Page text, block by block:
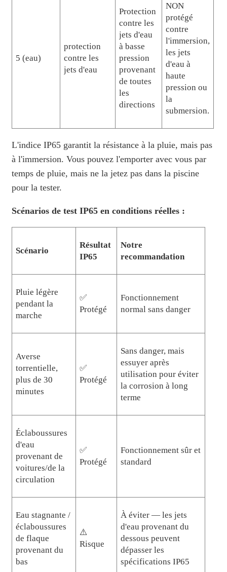
5 (eau)
protection
contre les
jets d'eau
Protection
contre les
jets d'eau
à basse
pression
provenant
de toutes
les
directions
NON
protégé
contre
l'immersion,
les jets
d'eau à
haute
pression ou
la
submersion.
L'indice IP65 garantit la résistance à la pluie, mais pas
à l'immersion. Vous pouvez l'emporter avec vous par
temps de pluie, mais ne la jetez pas dans la piscine
pour la tester.
Scénarios de test IP65 en conditions réelles :
Scénario
Résultat
IP65
Notre
recommandation
Pluie légère
pendant la
marche
✅
Protégé
Fonctionnement
normal sans danger
Averse
torrentielle,
plus de 30
minutes
✅
Protégé
Sans danger, mais
essuyer après
utilisation pour éviter
la corrosion à long
terme
Éclaboussures
d'eau
provenant de
voitures/de la
circulation
✅
Protégé
Fonctionnement sûr et
standard
Eau stagnante /
éclaboussures
de flaque
provenant du
bas
⚠️
Risque
À éviter — les jets
d'eau provenant du
dessous peuvent
dépasser les
spécifications IP65